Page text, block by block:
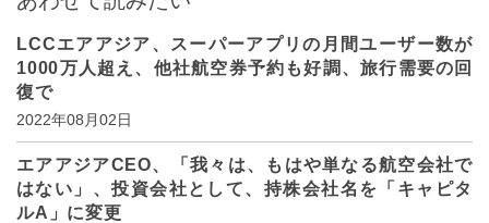
LCCエアアジア、スーパーアプリの月間ユーザー数が
1000万人超え、他社航空券予約も好調、旅行需要の回
復で
2022年08月02日
エアアジアCEO、「我々は、もはや単なる航空会社で
はない」、投資会社として、持株会社名を「キャピタ
ルA」に変更